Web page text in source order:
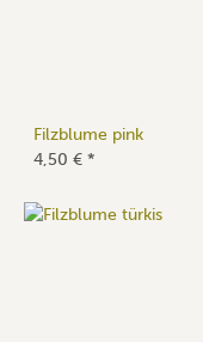
Filzblume pink
4,50 € *